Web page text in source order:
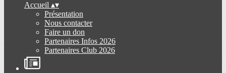
Accueil ▴▾
Présentation
Nous contacter
Faire un don
Partenaires Infos 2026
Partenaires Club 2026